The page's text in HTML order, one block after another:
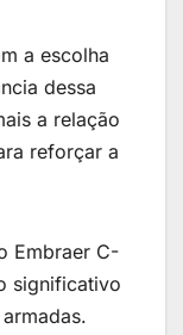
a escolha
dessa
a relação
reforçar a
Embraer C-
significativo